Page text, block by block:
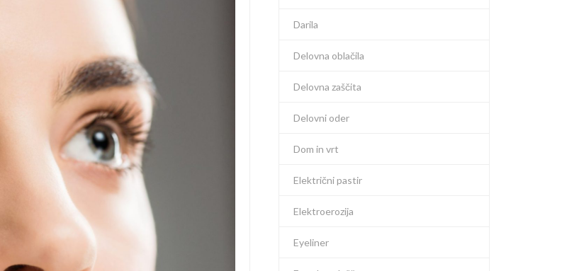
Darila
Delovna oblačila
Delovna zaščita
Delovni oder
Dom in vrt
Električni pastir
Elektroerozija
Eyeliner